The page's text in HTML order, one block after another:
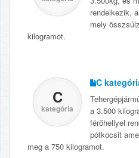
rendelkezik,
mely
kilogramot.
C
kategória
C
a 3.500
férőhellyel
pótkocsit
meg a 750 kilogramot.